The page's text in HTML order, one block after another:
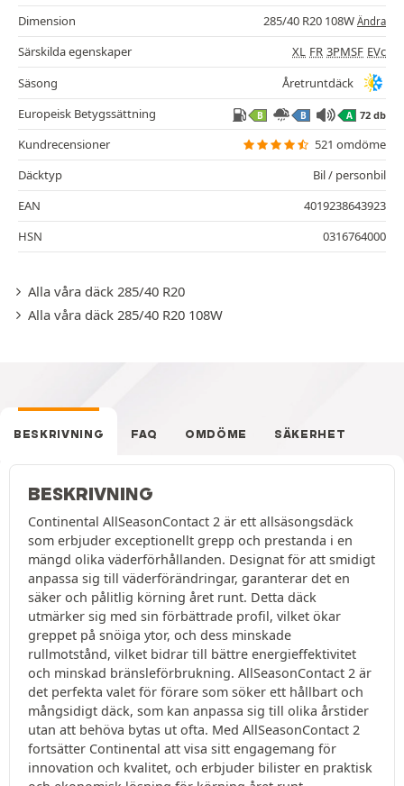
Dimension
285/40 R20 108W Ändra
Särskilda egenskaper XL FR 3PMSF EVc
Säsong
Åretruntdäck
Europeisk Betygssättning
B B A 72 db
Kundrecensioner
521 omdöme
Däcktyp
Bil / personbil
EAN
4019238643923
HSN
0316764000
Alla våra däck 285/40 R20
Alla våra däck 285/40 R20 108W
BESKRIVNING FAQ OMDÖME SÄKERHET
BESKRIVNING
Continental AllSeasonContact 2 är ett allsäsongsdäck
som erbjuder exceptionellt grepp och prestanda i en
mängd olika väderförhållanden. Designat för att smidigt
anpassa sig till väderförändringar, garanterar det en
säker och pålitlig körning året runt. Detta däck
utmärker sig med sin förbättrade profil, vilket ökar
greppet på snöiga ytor, och dess minskade
rullmotstånd, vilket bidrar till bättre energieffektivitet
och minskad bränsleförbrukning. AllSeasonContact 2 är
det perfekta valet för förare som söker ett hållbart och
mångsidigt däck, som kan anpassa sig till olika årstider
utan att behöva bytas ut ofta. Med AllSeasonContact 2
fortsätter Continental att visa sitt engagemang för
innovation och kvalitet, och erbjuder bilister en praktisk